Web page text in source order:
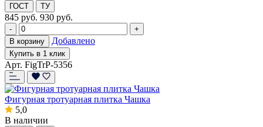
ГОСТ ТУ
845 руб. 930 руб.
-
+
В корзину
Добавлено
Купить в 1 клик
Арт. FigTrP-5356
Фигурная тротуарная плитка Чашка
5,0
В наличии